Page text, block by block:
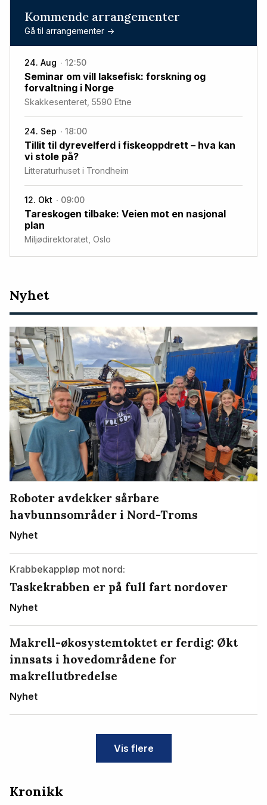
Kommende arrangementer
Gå til arrangementer ->
24. Aug 12:50
Seminar om vill laksefisk: forskning og
forvaltning i Norge
Skakkesenteret, 5590 Etne
24. Sep 18:00
Tillit til dyrevelferd i fiskeoppdrett – hva kan
vi stole på?
Litteraturhuset i Trondheim
12. Okt 09:00
Tareskogen tilbake: Veien mot en nasjonal
plan
Miljødirektoratet, Oslo
Nyeste
artikler
Nyhet
Roboter avdekker sårbare
havbunnsområder i Nord-Troms
Nyhet
Krabbekappløp mot nord:
Taskekrabben er på full fart nordover
Nyhet
Makrell-økosystemtoktet er ferdig: Økt
innsats i hovedområdene for
makrellutbredelse
Nyhet
Vis flere
Kronikk